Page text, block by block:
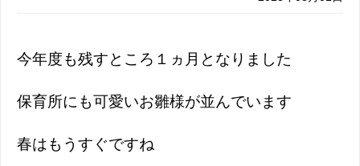
今年度も残すところ１ヵ月となりました
保育所にも可愛いお雛様が並んでいます
春はもうすぐですね